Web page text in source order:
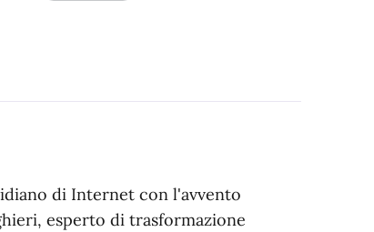
di Internet con l'avvento
esperto di trasformazione